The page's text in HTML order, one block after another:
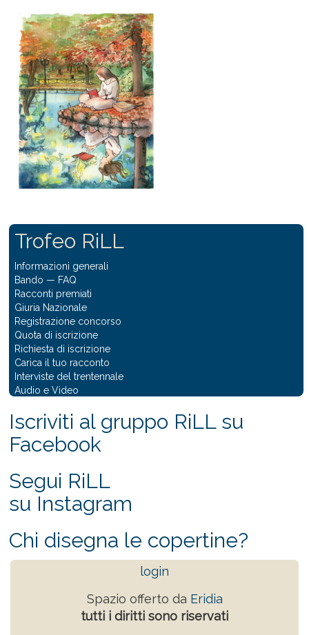
Trofeo RiLL
Informazioni generali
Bando — FAQ
Racconti premiati
Giuria Nazionale
Registrazione concorso
Quota di iscrizione
Richiesta di iscrizione
Carica il tuo racconto
Interviste del trentennale
Audio e Video
Iscriviti al gruppo RiLL su
Facebook
Segui RiLL
su Instagram
Chi disegna le copertine?
login
Spazio offerto da Eridia
tutti i diritti sono riservati